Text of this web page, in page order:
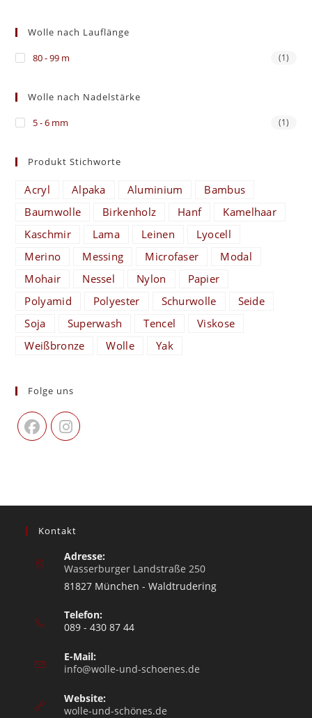
Wolle nach Lauflänge
80 - 99 m (1)
Wolle nach Nadelstärke
5 - 6 mm (1)
Produkt Stichworte
Acryl Alpaka Aluminium
Bambus
Baumwolle
Birkenholz Hanf
Kamelhaar
Kaschmir
Lama Leinen
Lyocell
Merino
Messing Microfaser
Modal
Mohair
Nessel Nylon
Papier
Polyamid
Polyester Schurwolle
Seide
Soja
Superwash Tencel
Viskose
Weißbronze
Wolle Yak
Folge uns
Kontakt
Adresse:
Wasserburger Landstraße 250
81827 München - Waldtrudering
Telefon:
089 - 430 87 44
E-Mail:
info@wolle-und-schoenes.de
Website:
wolle-und-schönes.de